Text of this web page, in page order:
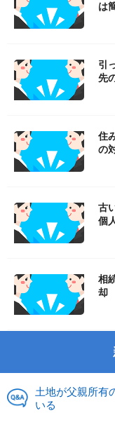
は
引
先
住
の
古
個
相
却
土地が父親所有
いる